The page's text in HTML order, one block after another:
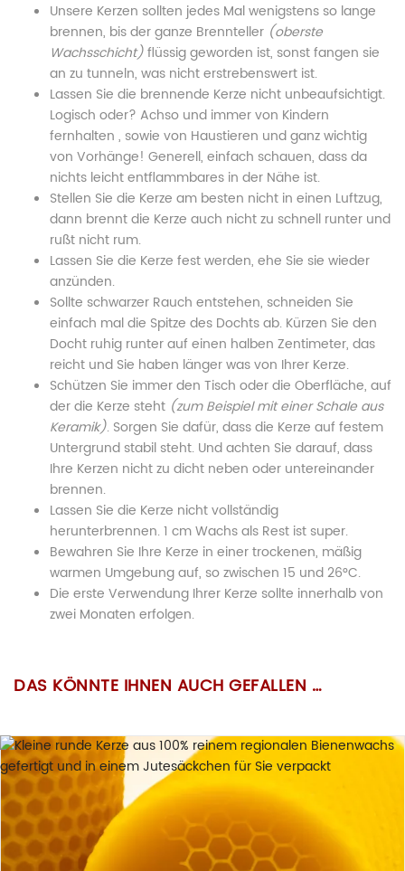
TwitterPlus
Pinterest
Unsere Kerzen sollten jedes Mal wenigstens so lange
brennen, bis der ganze Brennteller (oberste
Wachsschicht)flüssig geworden ist, sonst fangen sie
an zu tunneln, was nicht erstrebenswert ist.
Lassen Sie die brennende Kerze nicht unbeaufsichtigt.
Logisch oder? Achso und immer von Kindern
fernhalten , sowie von Haustieren und ganz wichtig
von Vorhänge! Generell, einfach schauen, dass da
nichts leicht entflammbares in der Nähe ist.
Stellen Sie die Kerze am besten nicht in einen Luftzug,
dann brennt die Kerze auch nicht zu schnell runter und
rußt nicht rum.
Lassen Sie die Kerze fest werden, ehe Sie sie wieder
anzünden.
Sollte schwarzer Rauch entstehen, schneiden Sie
einfach mal die Spitze des Dochts ab. Kürzen Sie den
Docht ruhig runter auf einen halben Zentimeter, das
reicht und Sie haben länger was von Ihrer Kerze.
Schützen Sie immer den Tisch oder die Oberfläche, auf
der die Kerze steht (zum Beispiel mit einer Schale aus
Keramik). Sorgen Sie dafür, dass die Kerze auf festem
Untergrund stabil steht. Und achten Sie darauf, dass
Ihre Kerzen nicht zu dicht neben oder untereinander
brennen.
Lassen Sie die Kerze nicht vollständig
herunterbrennen. 1 cm Wachs als Rest ist super.
Bewahren Sie Ihre Kerze in einer trockenen, mäßig
warmen Umgebung auf, so zwischen 15 und 26°C.
Die erste Verwendung Ihrer Kerze sollte innerhalb von
zwei Monaten erfolgen.
Deutschland
Docht:
Baumwolldocht (zertifizierter Docht
„Made in Germany“)
Wachsgewicht:
100 Gramm
Größe:
6 × 6 × 9 cm(Breite x Tiefe x Höhe)
wollen oder nicht!), Sie auf die nachfolgenden
Bienenwachskerze
„Honigbaum“ im
Jutesäcklein
BIENENWACHSKERZEN SIND DIE URSPRÜNGLICHSTE
LICHT- UND WÄRMEQUELLE SEIT VIELEN
JAHRHUNDERTEN!
Nur angemeldete Kunden, die dieses Produkt gekauft haben,
dürfen eine Bewertung abgeben.
DAS KÖNNTE IHNEN AUCH GEFALLEN …